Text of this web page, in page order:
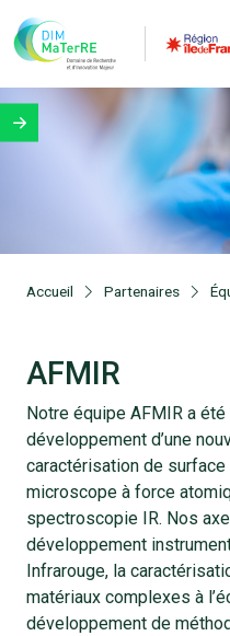
Accueil Partenaires
AFMIR
Notre équipe AFMIR a
développement d’une
caractérisation de surface
microscope à force
spectroscopie IR. Nos
développement
Infrarouge, la
matériaux complexes à
développement de